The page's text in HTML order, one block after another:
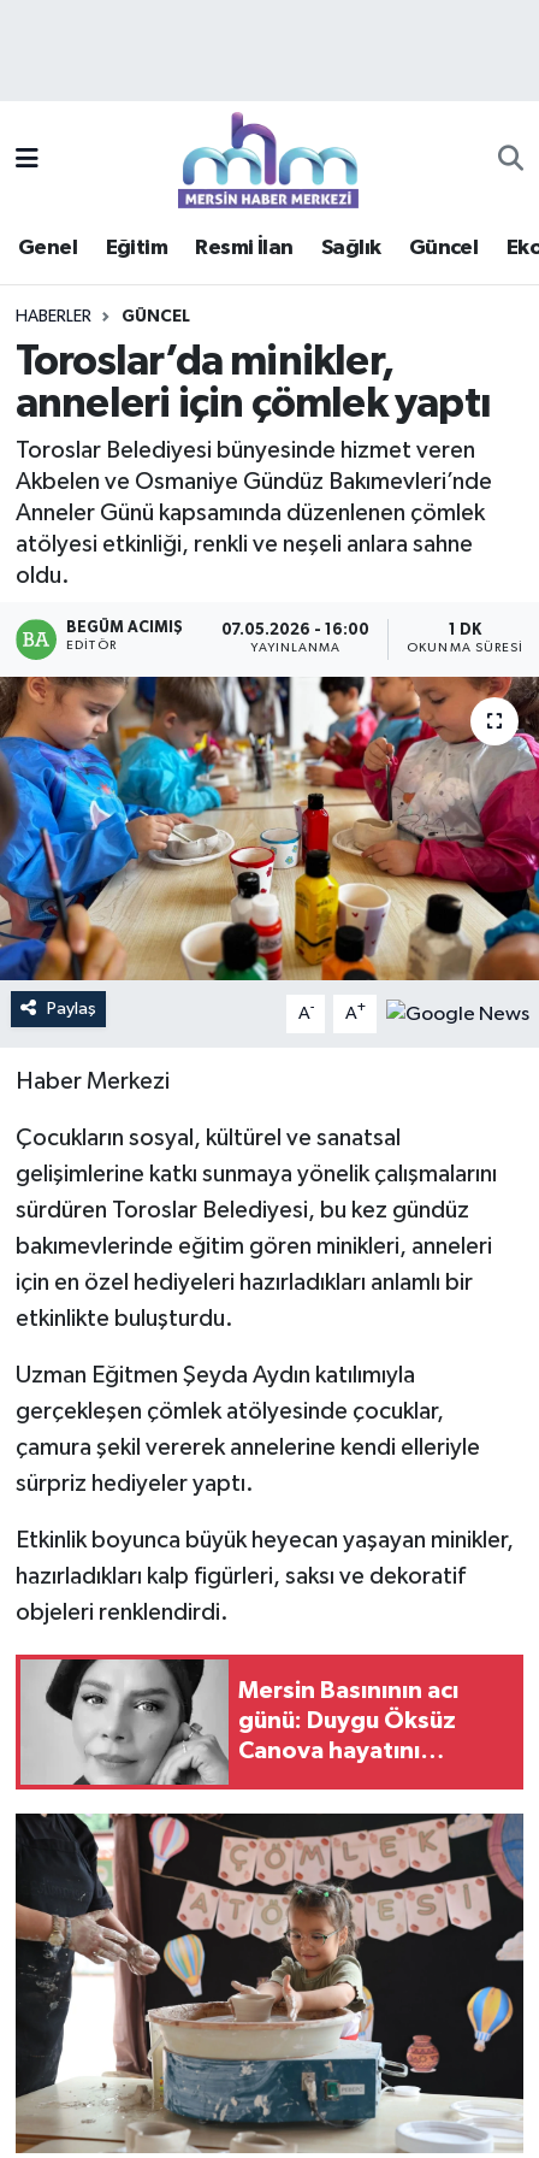
Genel Eğitim Resmi İlan Sağlık Güncel
HABERLER GÜNCEL
Toroslar’da minikler,
anneleri için çömlek yaptı
Toroslar Belediyesi bünyesinde hizmet veren
Akbelen ve Osmaniye Gündüz Bakımevleri’nde
Anneler Günü kapsamında düzenlenen çömlek
atölyesi etkinliği, renkli ve neşeli anlara sahne
oldu.
BEGÜM ACIMIŞ
EDITÖR
07.05.2026 - 16:00
YAYINLANMA
1 DK
OKUNMA SÜRESI
Paylaş A- A+
Haber Merkezi
Çocukların sosyal, kültürel ve sanatsal
gelişimlerine katkı sunmaya yönelik çalışmalarını
sürdüren Toroslar Belediyesi, bu kez gündüz
bakımevlerinde eğitim gören minikleri, anneleri
için en özel hediyeleri hazırladıkları anlamlı bir
etkinlikte buluşturdu.
Uzman Eğitmen Şeyda Aydın katılımıyla
gerçekleşen çömlek atölyesinde çocuklar,
çamura şekil vererek annelerine kendi elleriyle
sürpriz hediyeler yaptı.
Etkinlik boyunca büyük heyecan yaşayan minikler,
hazırladıkları kalp figürleri, saksı ve dekoratif
objeleri renklendirdi.
Mersin Basınının acı
günü: Duygu Öksüz
Canova hayatını
Güncel
Haberde insan
Kültür - Sanat
Magazin
Mersin
Mersin Tarihi
Özel Haber
Politika
Resmi İlan
Sağlık
Spor
Sürmanşet
Teknoloji
Yaşam
Mersin Trafik Yoğunluk Haritası
Süper Lig Puan Durumu ve Fikstür
Haber Arşivi